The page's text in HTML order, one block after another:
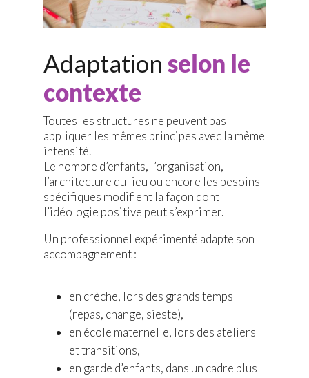
Adaptation selon le
contexte
Toutes les structures ne peuvent pas
appliquer les mêmes principes avec la même
intensité.
Le nombre d’enfants, l’organisation,
l’architecture du lieu ou encore les besoins
spécifiques modifient la façon dont
l’idéologie positive peut s’exprimer.
Un professionnel expérimenté adapte son
accompagnement :
en crèche, lors des grands temps
(repas, change, sieste),
en école maternelle, lors des ateliers
et transitions,
en garde d’enfants, dans un cadre plus